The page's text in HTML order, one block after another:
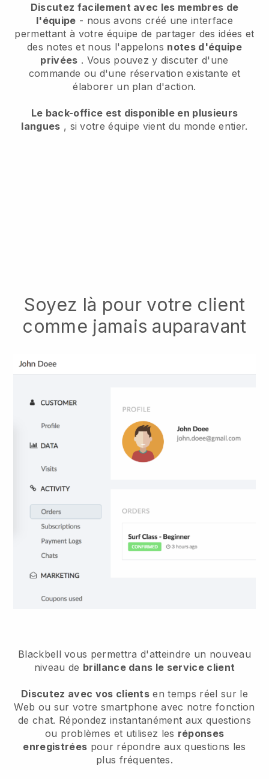
Discutez facilement avec les membres de
l'équipe - nous avons créé une interface
permettant à votre équipe de partager des idées et
des notes et nous l'appelons notes d'équipe
privées . Vous pouvez y discuter d'une
commande ou d'une réservation existante et
élaborer un plan d'action.
Le back-office est disponible en plusieurs
langues , si votre équipe vient du monde entier.
Soyez là pour votre client
comme jamais auparavant
Blackbell vous permettra d'atteindre un nouveau
niveau de brillance dans le service client
Discutez avec vos clients en temps réel sur le
Web ou sur votre smartphone avec notre fonction
de chat. Répondez instantanément aux questions
ou problèmes et utilisez les réponses
enregistrées pour répondre aux questions les
plus fréquentes.